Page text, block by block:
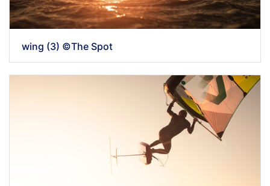
wing (3) ©The Spot